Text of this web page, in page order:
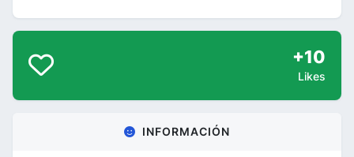
+10
Likes
INFORMACIÓN